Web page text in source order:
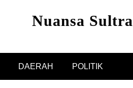
Nuansa Sultra
DAERAH POLITIK